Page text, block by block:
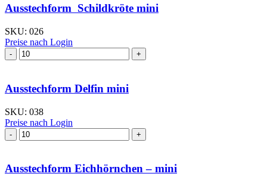
Ausstechform Schildkröte mini
SKU: 026
Preise nach Login
Ausstechform
Schildkröte
Menge
Ausstechform Delfin mini
SKU: 038
Preise nach Login
Ausstechform
Delfin
Menge
Ausstechform Eichhörnchen – mini